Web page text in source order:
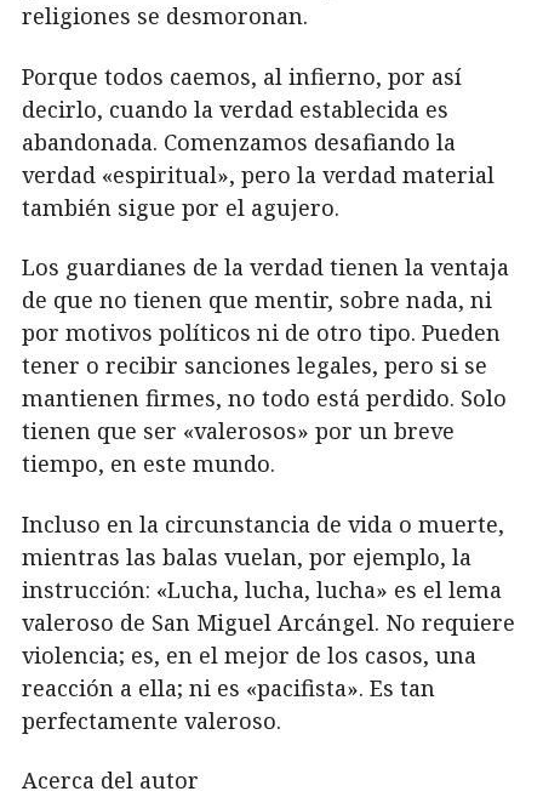
religiones se desmoronan.
Porque todos caemos, al infierno, por así
decirlo, cuando la verdad establecida es
abandonada. Comenzamos desafiando la
verdad «espiritual», pero la verdad material
también sigue por el agujero.
Los guardianes de la verdad tienen la ventaja
de que no tienen que mentir, sobre nada, ni
por motivos políticos ni de otro tipo. Pueden
tener o recibir sanciones legales, pero si se
mantienen firmes, no todo está perdido. Solo
tienen que ser «valerosos» por un breve
tiempo, en este mundo.
Incluso en la circunstancia de vida o muerte,
mientras las balas vuelan, por ejemplo, la
instrucción: «Lucha, lucha, lucha» es el lema
valeroso de San Miguel Arcángel. No requiere
violencia; es, en el mejor de los casos, una
reacción a ella; ni es «pacifista». Es tan
perfectamente valeroso.
Acerca del autor